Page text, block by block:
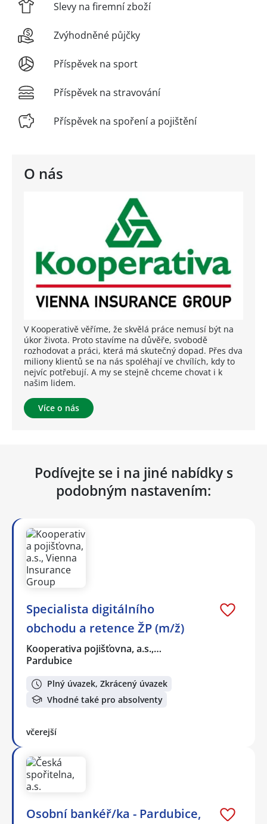
O nás
V Kooperativě věříme, že skvělá práce nemusí být na
úkor života. Proto stavíme na důvěře, svobodě
rozhodovat a práci, která má skutečný dopad. Přes dva
miliony klientů se na nás spoléhají ve chvílích, kdy to
nejvíc potřebují. A my se stejně chceme chovat i k
našim lidem.
Více o nás
Slevy na firemní zboží
Zvýhodněné půjčky
Příspěvek na sport
Příspěvek na stravování
Příspěvek na spoření a pojištění
Podívejte se i na jiné nabídky s
podobným nastavením:
Specialista digitálního
obchodu a retence ŽP (m/ž)
Kooperativa pojišťovna, a.s.,…
Pardubice
Plný úvazek, Zkrácený úvazek
Vhodné také pro absolventy
včerejší
Osobní bankéř/ka - Pardubice,